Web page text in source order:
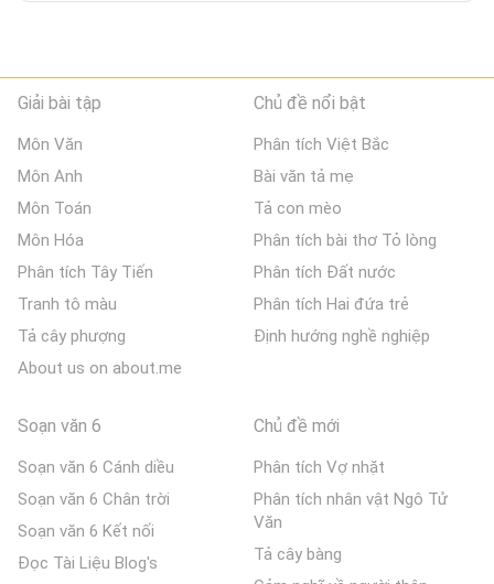
Giải bài tập
Môn Văn
Môn Anh
Môn Toán
Môn Hóa
Phân tích Tây Tiến
Tranh tô màu
Tả cây phượng
About us on about.me
Chủ đề nổi bật
Phân tích Việt Bắc
Bài văn tả mẹ
Tả con mèo
Phân tích bài thơ Tỏ lòng
Phân tích Đất nước
Phân tích Hai đứa trẻ
Định hướng nghề nghiệp
Soạn văn 6
Soạn văn 6 Cánh diều
Soạn văn 6 Chân trời
Soạn văn 6 Kết nối
Đọc Tài Liệu Blog's
Chủ đề mới
Phân tích Vợ nhặt
Phân tích nhân vật Ngô Tử
Văn
Tả cây bàng